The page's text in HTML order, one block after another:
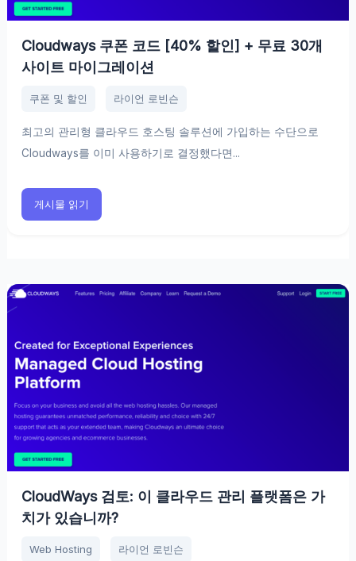
Cloudways 쿠폰 코드 [40% 할인] + 무료 30개
사이트 마이그레이션
쿠폰 및 할인 라이언 로빈슨
최고의 관리형 클라우드 호스팅 솔루션에 가입하는 수단으로
Cloudways를 이미 사용하기로 결정했다면...
게시물 읽기
CloudWays 검토: 이 클라우드 관리 플랫폼은 가
치가 있습니까?
Web Hosting 라이언 로빈슨